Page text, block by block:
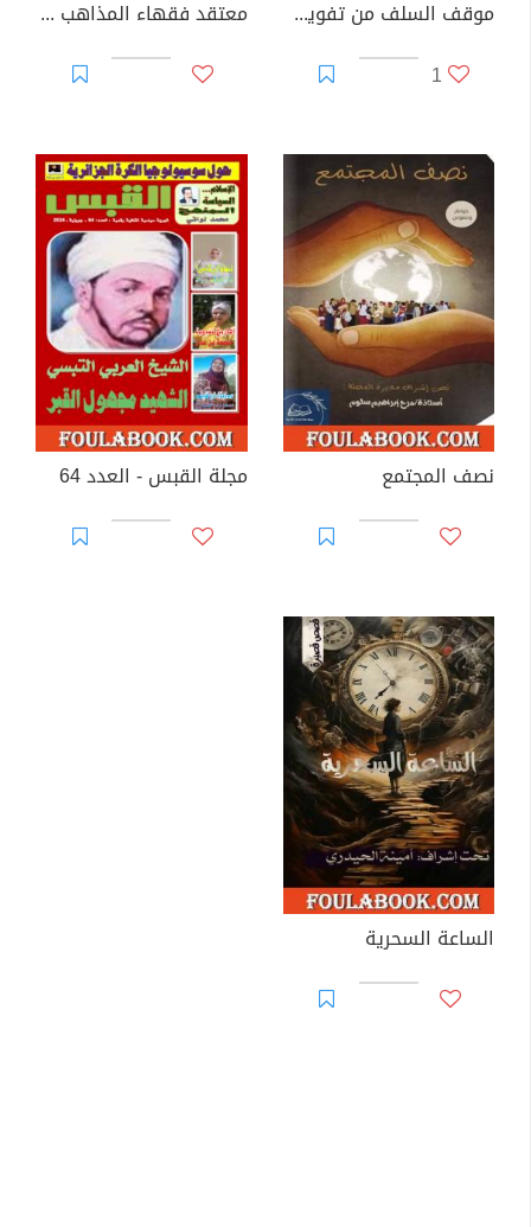
موقف السلف من تفويض الصفات
1
معتقد فقهاء المذاهب الأربعة وأبرز من تلقوا منهم ومن تبعوا مذاهبهم
نصف المجتمع مجلة القبس - العدد 64
الساعة السحرية